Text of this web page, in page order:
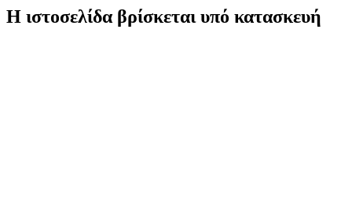
Η ιστοσελίδα βρίσκεται υπό κατασκευή